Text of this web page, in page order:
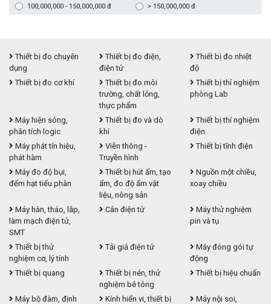
100,000,000 - 150,000,000 đ
> 150,000,000 đ
Thiết bị đo chuyên
dụng
Thiết bị đo điện,
điện tử
Thiết bị đo nhiệt
độ
Thiết bị đo cơ khí
Thiết bị đo môi
trường, chất lỏng,
thực phẩm
Thiết bị thí nghiệm
phòng Lab
Máy hiện sóng,
phân tích logic
Thiết bị đo và dò
khí
Thiết bị thí nghiệm
điện
Máy phát tín hiệu,
phát hàm
Viễn thông -
Truyền hình
Thiết bị tĩnh điện
Máy đo độ bụi,
đếm hạt tiểu phân
Thiết bị hút ẩm, tạo
ẩm, đo độ ẩm vật
liệu, nông sản
Nguồn một chiều,
xoay chiều
Máy hàn, tháo, lắp,
làm mạch điện tử,
SMT
Cân điện tử
Máy thử nghiệm
pin và tụ
Thiết bị thử
nghiệm cơ, lý tính
Tải giả điện tử
Máy đóng gói tự
động
Thiết bị quang
Thiết bị nén, thử
nghiệm bê tông
Thiết bị hiệu chuẩn
Máy bộ đàm, định
Kính hiển vi, thiết bị
Máy nội soi,